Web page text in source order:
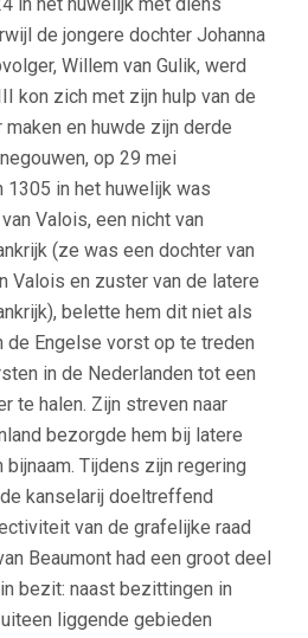
de jongere dochter Johanna
Willem van Gulik, werd
kon zich met zijn hulp van de
en huwde zijn derde
op 29 mei
1305 in het huwelijk was
Valois, een nicht van
(ze was een dochter van
Valois en zuster van de latere
belette hem dit niet als
de Engelse vorst op te treden
in de Nederlanden tot een
te halen. Zijn streven naar
bezorgde hem bij latere
Tijdens zijn regering
kanselarij doeltreffend
van de grafelijke raad
Beaumont had een groot deel
bezit: naast bezittingen in
liggende gebieden